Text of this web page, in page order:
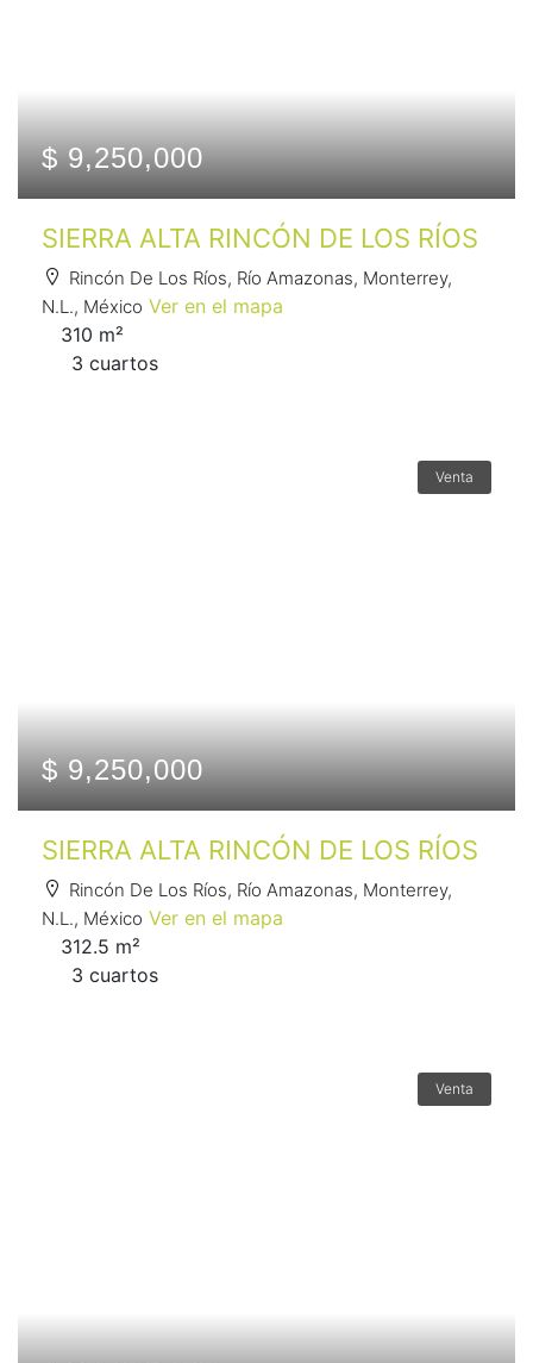
$ 9,250,000
SIERRA ALTA RINCÓN DE LOS RÍOS
Rincón De Los Ríos, Río Amazonas, Monterrey,
N.L., México Ver en el mapa
310 m²
3 сuartos
Venta
$ 9,250,000
SIERRA ALTA RINCÓN DE LOS RÍOS
Rincón De Los Ríos, Río Amazonas, Monterrey,
N.L., México Ver en el mapa
312.5 m²
3 сuartos
Venta